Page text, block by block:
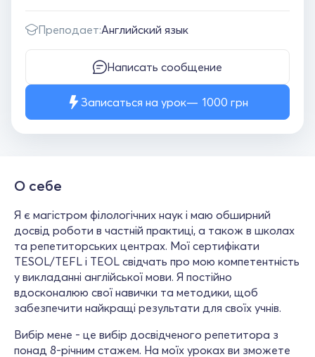
Преподает:Английский язык
Написать сообщение
Записаться на урок 1000 грн
О себе
Я є магістром філологічних наук і маю обширний
досвід роботи в частній практиці, а також в школах
та репетиторських центрах. Мої сертифікати
TESOL/TEFL і TEOL свідчать про мою компетентність
у викладанні англійської мови. Я постійно
вдосконалюю свої навички та методики, щоб
забезпечити найкращі результати для своїх учнів.
Вибір мене - це вибір досвідченого репетитора з
понад 8-річним стажем. На моїх уроках ви зможете